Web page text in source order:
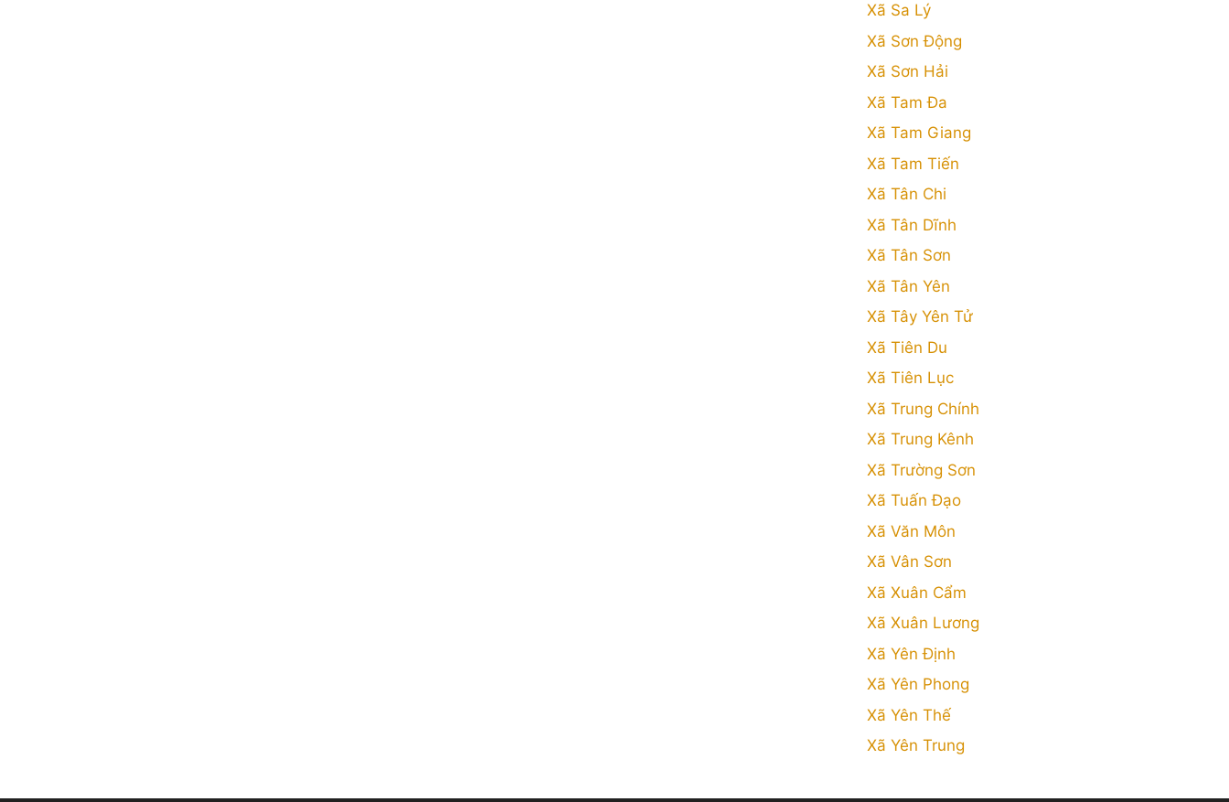
Xã Sa Lý
Xã Sơn Động
Xã Sơn Hải
Xã Tam Đa
Xã Tam Giang
Xã Tam Tiến
Xã Tân Chi
Xã Tân Dĩnh
Xã Tân Sơn
Xã Tân Yên
Xã Tây Yên Tử
Xã Tiên Du
Xã Tiên Lục
Xã Trung Chính
Xã Trung Kênh
Xã Trường Sơn
Xã Tuấn Đạo
Xã Văn Môn
Xã Vân Sơn
Xã Xuân Cẩm
Xã Xuân Lương
Xã Yên Định
Xã Yên Phong
Xã Yên Thế
Xã Yên Trung